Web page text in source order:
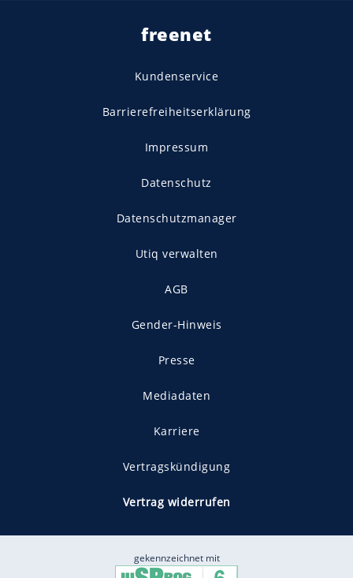
freenet
Kundenservice
Barrierefreiheitserklärung
Impressum
Datenschutz
Datenschutzmanager
Utiq verwalten
AGB
Gender-Hinweis
Presse
Mediadaten
Karriere
Vertragskündigung
Vertrag widerrufen
gekennzeichnet mit